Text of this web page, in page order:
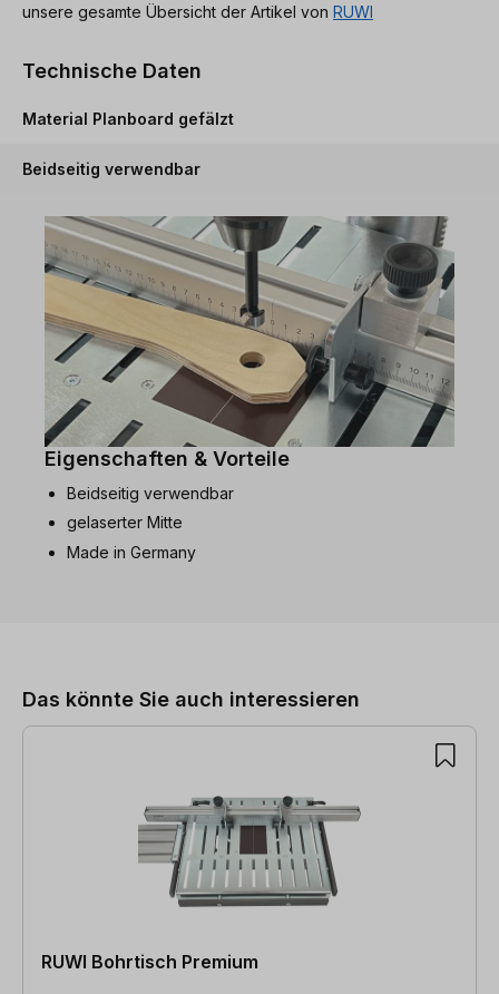
unsere gesamte Übersicht der Artikel von RUWI
Technische Daten
Material Planboard gefälzt
Beidseitig verwendbar
Eigenschaften & Vorteile
Beidseitig verwendbar
gelaserter Mitte
Made in Germany
Das könnte Sie auch interessieren
RUWI Bohrtisch Premium